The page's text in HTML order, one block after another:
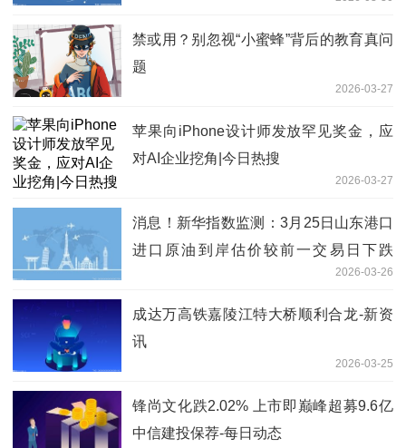
禁或用？别忽视“小蜜蜂”背后的教育真问
题
2026-03-27
苹果向iPhone设计师发放罕见奖金，应
对AI企业挖角|今日热搜
2026-03-27
消息！新华指数监测：3月25日山东港口
进口原油到岸估价较前一交易日下跌
2026-03-26
成达万高铁嘉陵江特大桥顺利合龙-新资
讯
2026-03-25
锋尚文化跌2.02% 上市即巅峰超募9.6亿
中信建投保荐-每日动态